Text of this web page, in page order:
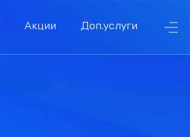
Акции Доп.услуги